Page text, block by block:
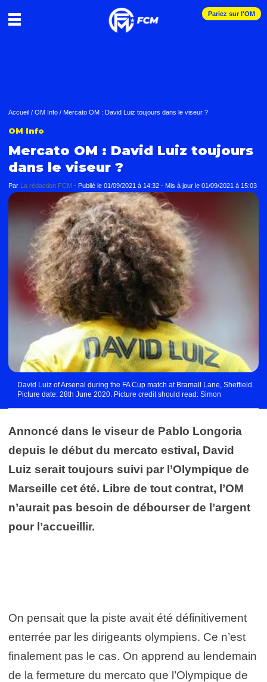
Pariez sur l'OM
Accueil / OM Info / Mercato OM : David Luiz toujours dans le viseur ?
OM Info
Mercato OM : David Luiz toujours
dans le viseur ?
Par La rédaction FCM - Publié le 01/09/2021 à 14:32 - Mis à jour le 01/09/2021 à 15:03
David Luiz of Arsenal during the FA Cup match at Bramall Lane, Sheffield.
Picture date: 28th June 2020. Picture credit should read: Simon
Annoncé dans le viseur de Pablo Longoria
depuis le début du mercato estival, David
Luiz serait toujours suivi par l’Olympique de
Marseille cet été. Libre de tout contrat, l’OM
n’aurait pas besoin de débourser de l’argent
pour l’accueillir.
On pensait que la piste avait été définitivement
enterrée par les dirigeants olympiens. Ce n’est
finalement pas le cas. On apprend au lendemain
de la fermeture du mercato que l’Olympique de